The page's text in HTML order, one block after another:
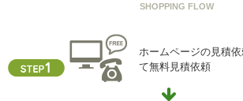
に関する開示、利用目的の通知、内容の
供記録の開示(以下、開示等という)に応じ
開示等に応ずる窓口は、下記「当社の個
関する苦情、相談等の問合せ先」を参照
SHOPPING FLOW
ホームページの見積
て無料見積依頼